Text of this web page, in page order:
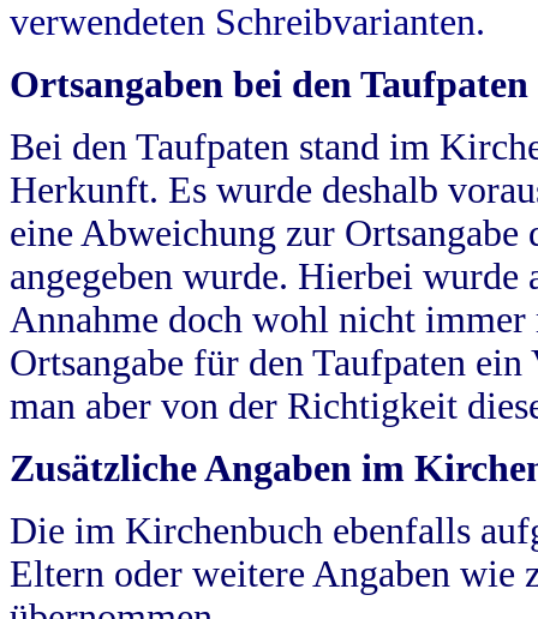
verwendeten Schreibvarianten.
Ortsangaben bei den Taufpaten
Bei den Taufpaten stand im
Herkunft. Es wurde deshalb
eine Abweichung zur
angegeben wurde. Hierbei wurde
Annahme doch wohl nicht
Ortsangabe für den Taufpaten
man aber von der Richtigkeit
Zusätzliche Angaben im
Die im Kirchenbuch ebenfalls
Eltern oder weitere Angaben wie